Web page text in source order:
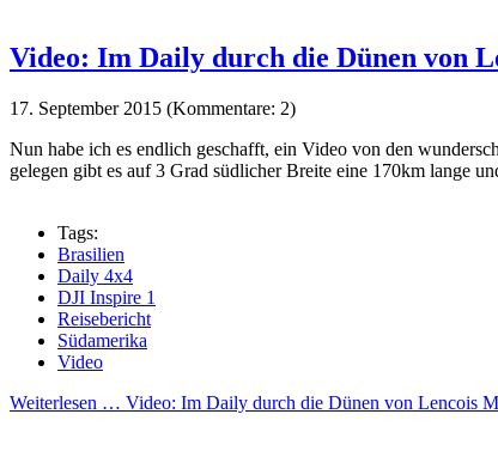
Video: Im Daily durch die Dünen von
17. September 2015 (Kommentare: 2)
Nun habe ich es endlich geschafft, ein Video von den
gelegen gibt es auf 3 Grad südlicher Breite eine 170km lange
Tags:
Brasilien
Daily 4x4
DJI Inspire 1
Reisebericht
Südamerika
Video
Weiterlesen … Video: Im Daily durch die Dünen von Lencois